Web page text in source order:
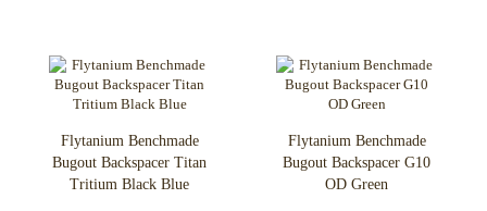
Flytanium Benchmade
Bugout Backspacer Titan
Tritium Black Blue
Flytanium Benchmade
Bugout Backspacer G10
OD Green